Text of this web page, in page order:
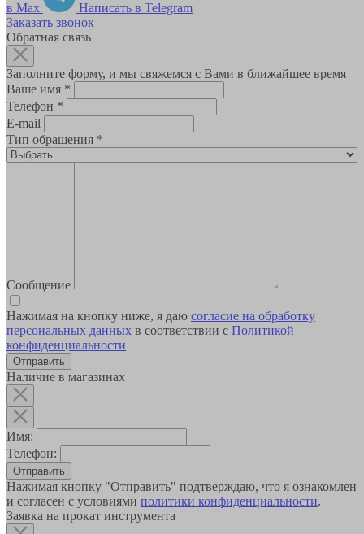
в Max
Написать в Telegram
Заказать звонок
Обратная связь
Заполните форму, и мы свяжемся с Вами в ближайшее время
Ваше имя *
Телефон *
E-mail
Тип обращения *
Сообщение
Нажимая на кнопку ниже, я даю согласие на обработку
персональных данных в соответствии с Политикой
конфиденциальности
Наличие в магазинах
Имя:
Телефон:
Отправить
Нажимая кнопку "Отправить" подтверждаю, что я ознакомлен
и согласен с условиями политики конфиденциальности.
Заявка на прокат инструмента